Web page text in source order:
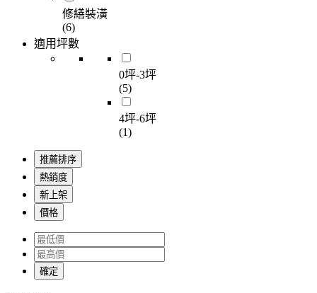
修繕裝潢
(6)
適用坪數
0坪-3坪
(5)
4坪-6坪
(1)
推薦排序
熱銷度
新上架
價格
確定